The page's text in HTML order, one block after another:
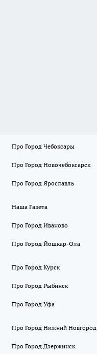
Про Город Чебоксары
Про Город Новочебоксарск
Про Город Ярославль
Наша Газета
Про Город Иваново
Про Город Йошкар-Ола
Про Город Курск
Про Город Рыбинск
Про Город Уфа
Про Город Нижний Новгород
Про Город Дзержинск